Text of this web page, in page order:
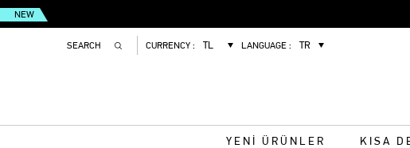
CURRENCY : LANGUAGE :
YENİ ÜRÜNLER KISA
NEW